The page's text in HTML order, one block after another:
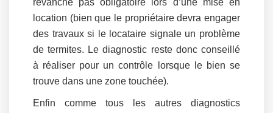
revanche pas obligatoire lors d’une mise en
location (bien que le propriétaire devra engager
des travaux si le locataire signale un problème
de termites. Le diagnostic reste donc conseillé
à réaliser pour un contrôle lorsque le bien se
trouve dans une zone touchée).
Enfin comme tous les autres diagnostics